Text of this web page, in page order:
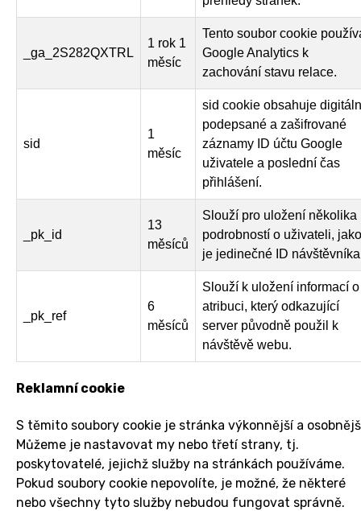
_ga_2S282QXTRL
1 rok 1
měsíc
Tento soubor cookie
Google Analytics k
zachování stavu relace.
sid
1
měsíc
sid cookie obsahuje
podepsané a zašifrované
záznamy ID účtu Google
uživatele a poslední čas
přihlášení.
_pk_id
13
měsíců
Slouží pro uložení několika
podrobností o uživateli, jako
je jedinečné ID
_pk_ref
6
měsíců
Slouží k uložení informací o
atribuci, který odkazující
server původně použil k
návštěvě webu.
Reklamní cookie
S těmito soubory cookie je stránka výkonnější a
Můžeme je nastavovat my nebo třetí strany, tj.
poskytovatelé, jejichž služby na stránkách používáme.
Pokud soubory cookie nepovolíte, je možné, že některé
nebo všechny tyto služby nebudou fungovat správně.